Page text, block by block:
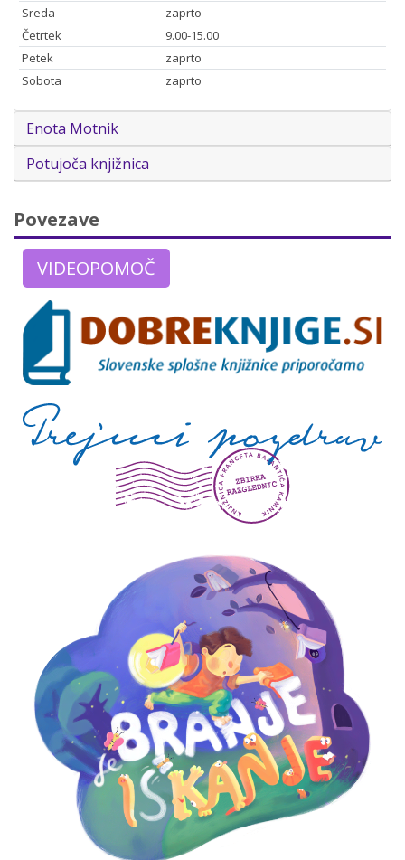
Sreda
zaprto
Četrtek
9.00-15.00
Petek
zaprto
Sobota
zaprto
Enota Motnik
Potujoča knjižnica
Povezave
VIDEOPOMOČ